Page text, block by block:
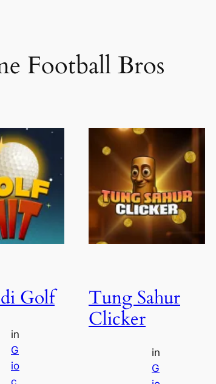
Football Bros
Golf
in
G
io
Tung Sahur
Clicker
in
G